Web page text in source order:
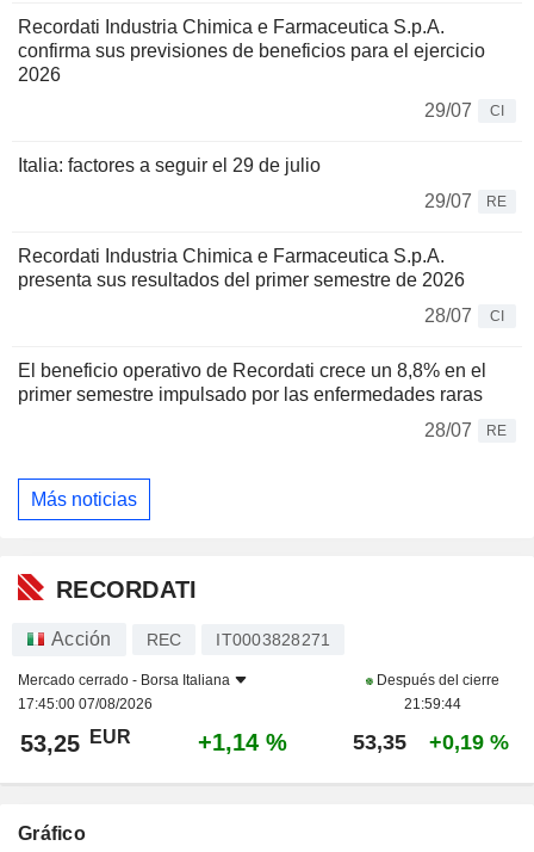
Recordati Industria Chimica e Farmaceutica S.p.A.
confirma sus previsiones de beneficios para el ejercicio
2026
29/07
CI
Italia: factores a seguir el 29 de julio
29/07
RE
Recordati Industria Chimica e Farmaceutica S.p.A.
presenta sus resultados del primer semestre de 2026
28/07
CI
El beneficio operativo de Recordati crece un 8,8% en el
primer semestre impulsado por las enfermedades raras
28/07
RE
Más noticias
RECORDATI
Acción REC IT0003828271
Mercado cerrado - Borsa Italiana
17:45:00 07/08/2026
Después del cierre
21:59:44
53,25 EUR +1,14 % 53,35 +0,19 %
Gráfico